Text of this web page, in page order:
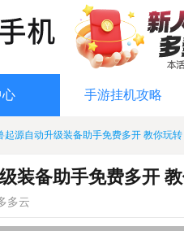
心 手游挂机攻略
起源自动升级装备助手免费多开 教你玩
装备助手免费多开
多云